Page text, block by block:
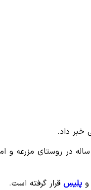
به گزارش مرور نیوز، حجت الاسلام و المسلمین ابراهیم حمیدی در تشریح
پلیس قرار گرفته است.